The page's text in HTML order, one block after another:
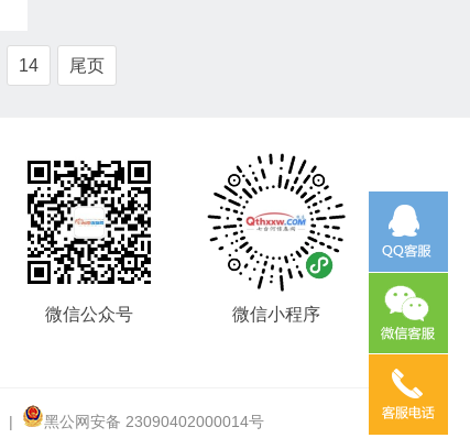
14 尾页
微信公众号 微信小程序
| 黑公网安备 23090402000014号